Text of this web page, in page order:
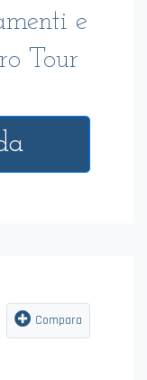
Tour